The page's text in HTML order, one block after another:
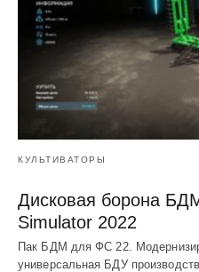
КУЛЬТИВАТОРЫ
Дисковая борона
Simulator 2022
Пак БДМ для ФС 22.
универсальная БДУ